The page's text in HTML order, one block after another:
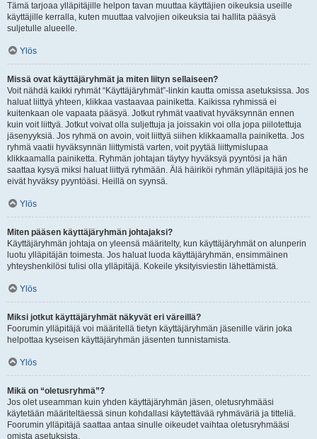
Tämä tarjoaa ylläpitäjille helpon tavan muuttaa käyttäjien oikeuksia useille
käyttäjille kerralla, kuten muuttaa valvojien oikeuksia tai hallita pääsyä
suljetulle alueelle.
Ylös
Missä ovat käyttäjäryhmät ja miten liityn sellaiseen?
Voit nähdä kaikki ryhmät “Käyttäjäryhmät”-linkin kautta omissa asetuksissa. Jos
haluat liittyä yhteen, klikkaa vastaavaa painiketta. Kaikissa ryhmissä ei
kuitenkaan ole vapaata pääsyä. Jotkut ryhmät vaativat hyväksynnän ennen
kuin voit liittyä. Jotkut voivat olla suljettuja ja joissakin voi olla jopa piilotettuja
jäsenyyksiä. Jos ryhmä on avoin, voit liittyä siihen klikkaamalla painiketta. Jos
ryhmä vaatii hyväksynnän liittymistä varten, voit pyytää liittymislupaa
klikkaamalla painiketta. Ryhmän johtajan täytyy hyväksyä pyyntösi ja hän
saattaa kysyä miksi haluat liittyä ryhmään. Älä häiriköi ryhmän ylläpitäjiä jos he
eivät hyväksy pyyntöäsi. Heillä on syynsä.
Ylös
Miten pääsen käyttäjäryhmän johtajaksi?
Käyttäjäryhmän johtaja on yleensä määritelty, kun käyttäjäryhmät on alunperin
luotu ylläpitäjän toimesta. Jos haluat luoda käyttäjäryhmän, ensimmäinen
yhteyshenkilösi tulisi olla ylläpitäjä. Kokeile yksityisviestin lähettämistä.
Ylös
Miksi jotkut käyttäjäryhmät näkyvät eri väreillä?
Foorumin ylläpitäjä voi määritellä tietyn käyttäjäryhmän jäsenille värin joka
helpottaa kyseisen käyttäjäryhmän jäsenten tunnistamista.
Ylös
Mikä on “oletusryhmä”?
Jos olet useamman kuin yhden käyttäjäryhmän jäsen, oletusryhmääsi
käytetään määriteltäessä sinun kohdallasi käytettävää ryhmäväriä ja titteliä.
Foorumin ylläpitäjä saattaa antaa sinulle oikeudet vaihtaa oletusryhmääsi
omista asetuksista.